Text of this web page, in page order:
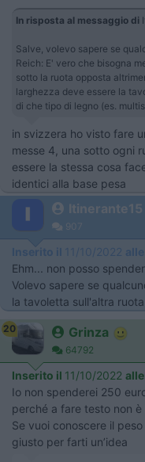
In risposta al messaggio di
Salve, volevo sapere se
Reich: E' vero che bisogna
sotto la ruota opposta
larghezza deve essere la
di che tipo di legno (es.
in svizzera ho visto fare
messe 4, una sotto ogni
essere la stessa cosa
identici alla base pesa
Itinerante15
907
Inserito il 11/10/2022
Ehm... non posso
Volevo sapere se
la tavoletta sull'altra
20 Grinza
64792
Inserito il 11/10/2022
Io non spenderei 250
perché a fare testo non
Se vuoi conoscere il
giusto per farti un’idea